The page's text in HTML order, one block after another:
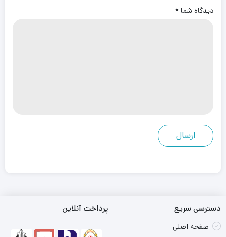
دیدگاه شما *
دسترسی سریع
صفحه اصلی
پرداخت آنلاین